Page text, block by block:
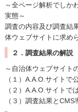
～全ページ解析でしか
実態～
調査の内容及び調査結
体ウェブサイトに求め
２．調査結果の解説
～自治体ウェブサイト
（１）A.A.O.サイトで
（２）A.A.O.サイトで
（３）調査結果と